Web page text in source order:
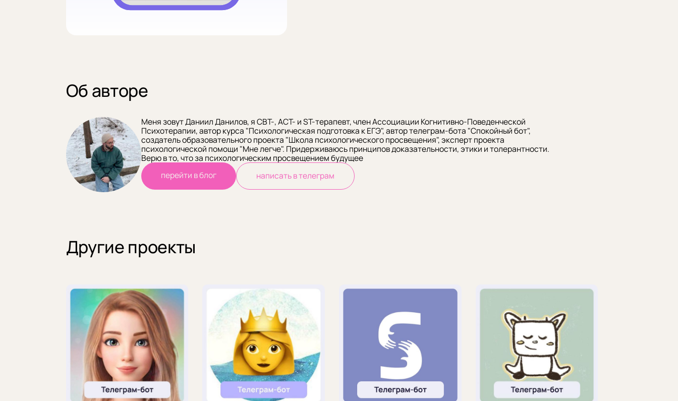
Об авторе
Меня зовут Даниил Данилов, я CBT-, ACT- и ST-терапевт, член Ассоциации Когнитивно-Поведенческой
Психотерапии, автор курса "Психологическая подготовка к ЕГЭ", автор телеграм-бота "Спокойный бот",
создатель образовательного проекта "Школа психологического просвещения", эксперт проекта
психологической помощи "Мне легче". Придерживаюсь принципов доказательности, этики и толерантности.
Верю в то, что за психологическим просвещением будущее
перейти в блог
написать в телеграм
Другие проекты